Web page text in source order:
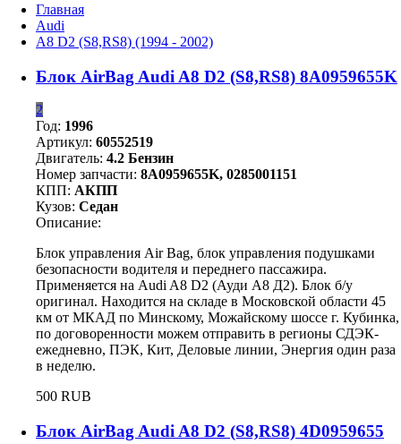
Главная
Audi
A8 D2 (S8,RS8) (1994 - 2002)
Блок AirBag Audi A8 D2 (S8,RS8) 8A0959655K
2
Год: 1996
Артикул: 60552519
Двигатель: 4.2 Бензин
Номер запчасти: 8A0959655K, 0285001151
КПП: АКПП
Кузов: Седан
Описание:
Блок управления Air Bag, блок управления подушками
безопасности водителя и переднего пассажира.
Применяется на Audi A8 D2 (Ауди А8 Д2). Блок б/у
оригинал. Находится на складе в Московской области 45
км от МКАД по Минскому, Можайскому шоссе г. Кубинка,
по договоренности можем отправить в регионы СДЭК-
ежедневно, ПЭК, Кит, Деловые линии, Энергия один раза
в неделю.
500 RUB
Блок AirBag Audi A8 D2 (S8,RS8) 4D0959655